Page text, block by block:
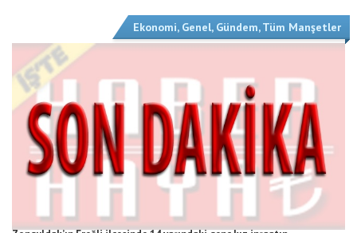
Ekonomi, Genel, Gündem,Tüm Manşetler